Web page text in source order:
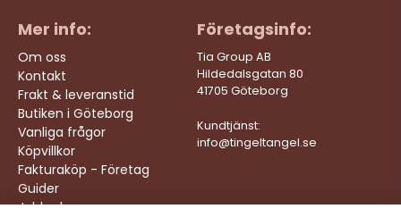
Mer info:
Om oss
Kontakt
Frakt & leveranstid
Butiken i Göteborg
Vanliga frågor
Köpvillkor
Fakturaköp - Företag
Guider
Jobba hos oss
Företagsinfo:
Tia Group AB
Hildedalsgatan 80
41705 Göteborg
Kundtjänst:
info@tingeltangel.se